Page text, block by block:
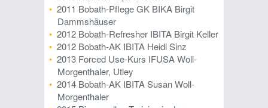
2011 Bobath-Pflege GK BIKA Birgit
Dammshäuser
2012 Bobath-Refresher IBITA Birgit Keller
2012 Bobath-AK IBITA Heidi Sinz
2013 Forced Use-Kurs IFUSA Woll-
Morgenthaler, Utley
2014 Bobath-AK IBITA Susan Woll-
Morgenthaler